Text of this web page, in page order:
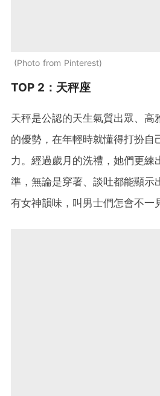
Photo from Pinterest
TOP 2：天秤座
天秤是公認的天生氣質出眾、高
的優勢，在年輕時就懂得打扮自
力。經過歲月的洗禮，她們更練
準，無論是穿著、談吐都能顯示
有女神韻味，叫男士們怎會不一